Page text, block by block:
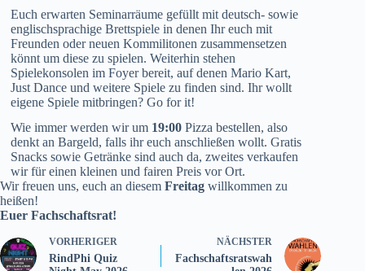
Euch erwarten Seminarräume gefüllt mit deutsch- sowie
englischsprachige Brettspiele in denen Ihr euch mit
Freunden oder neuen Kommilitonen zusammensetzen
könnt um diese zu spielen. Weiterhin stehen
Spielekonsolen im Foyer bereit, auf denen Mario Kart,
Just Dance und weitere Spiele zu finden sind. Ihr wollt
eigene Spiele mitbringen? Go for it!
Wie immer werden wir um 19:00Pizza bestellen, also
denkt an Bargeld, falls ihr euch anschließen wollt. Gratis
Snacks sowie Getränke sind auch da, zweites verkaufen
wir für einen kleinen und fairen Preis vor Ort.
Wir freuen uns, euch an diesem Freitag willkommen zu
heißen!
Euer Fachschaftsrat!
VORHERIGER
RindPhi Quiz
NÄCHSTER
Fachschaftsratswah